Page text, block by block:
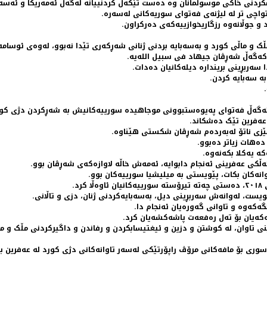
خاکی موسوڵمانان وە دەست تێکەڵ کردنییانە لەگەڵ ئەمەریکا و
جوڵانەوە رزگاریخوازییەکەی دەرکراون.
و ماڵی کورد و بەسەبایە بردنی ژنانی شەڕکەری تێدا نەبوو، لەوەی
شەڕڤان جیهاد فی سبیل اللەیە.
بریندارە دیلەکانیان دەدات.
سەبایە کردن.
فەتوای پەیوەستبوونی موجاهیدە سورییەکانیش بە شەڕکردن دژی
ناتۆ لەبەردەم شەڕڤان شکستی هێناوە.
زیاتر دەبوو.
یەکلا بکەنەوە.
عەفرینی ئەنجام دابوایە، ئەمەش خاڵە لاوازەکەی شەڕڤان بوو.
بکات، پێویستی بە میلیشیا سورییەکان بوو.
لەوانەش سەربڕینی دیل، بەسەبایەکردنی ژنان، دزی و تاڵانی.
و تاوانی گەورەیان ئەنجام دا.
تاوان، لە کوشتن و دزین و ئیغتیسابکردن و رفاندن و داگیرکردنی مڵک و